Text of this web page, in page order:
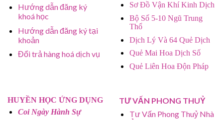
Hướng dẫn đăng ký
khoá học
Hướng dẫn đăng ký tại
khoản
Đổi trả hàng hoá dịch vụ
Sơ Đồ Vận Khí Kinh Dịch
Bộ Số 5-10 Ngũ Trung
Thổ
Dịch Lý Và 64 Quẻ Dịch
Quẻ Mai Hoa Dịch Số
Quẻ Liên Hoa Độn Pháp
HUYỀN HỌC ỨNG DỤNG
Coi Ngày Hành Sự
TƯ VẤN PHONG THUỶ
Tư Vấn Phong Thuỷ Nhà